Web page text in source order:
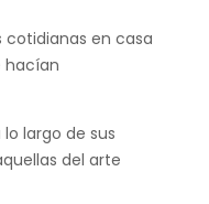
cotidianas en casa
hacían
largo de sus
del arte